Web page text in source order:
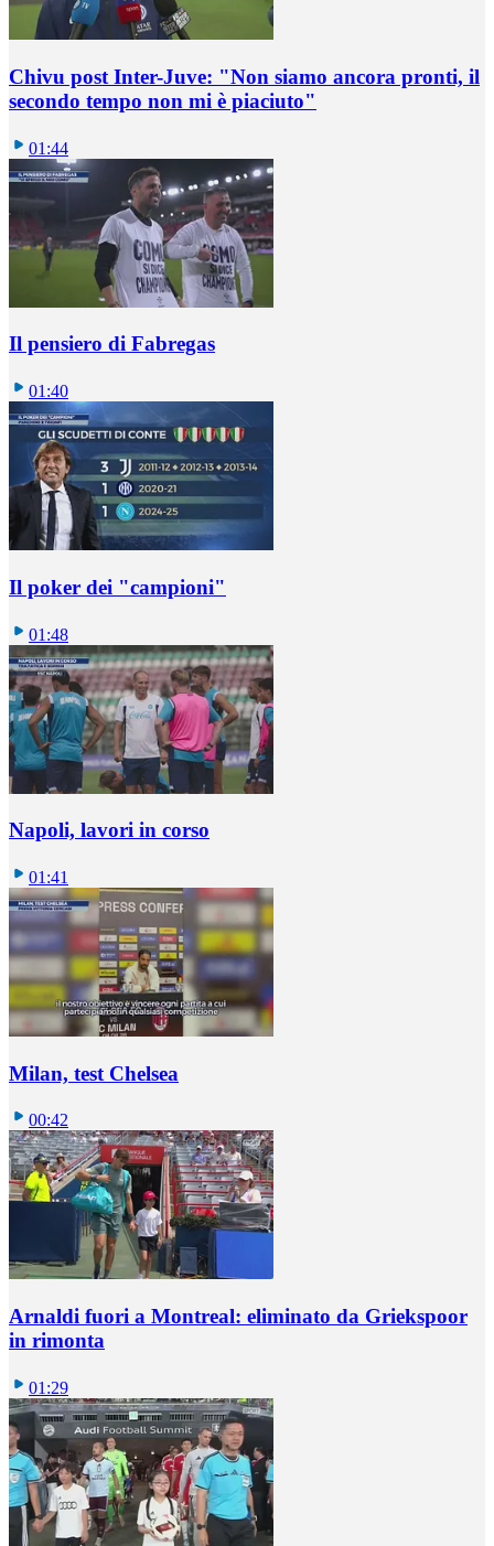
Chivu post Inter-Juve: "Non siamo ancora pronti, il
secondo tempo non mi è piaciuto"
01:44
Il pensiero di Fabregas
01:40
Il poker dei "campioni"
01:48
Napoli, lavori in corso
01:41
Milan, test Chelsea
00:42
Arnaldi fuori a Montreal: eliminato da Griekspoor
in rimonta
01:29